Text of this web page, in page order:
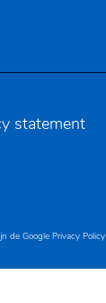
statement
de Google Privacy Policy